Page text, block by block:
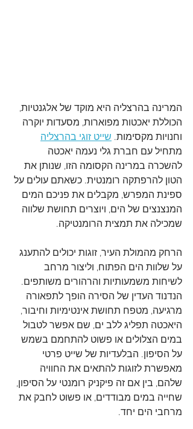
המרינה בהרצליה היא מוקד של אלגנטיות,
הכוללת יאכטות מפוארות, מסעדות יוקרה
וחנויות מקסימות. שייט זוגי בהרצליה
מתחיל עם חברת גלי נעמה יאכטה
להשכרה במרינה הקסומה הזו, שנותן את
הטון להרפתקה רומנטית. כשאתם עולים על
ספינת המפרש, מקבלים את פניכם המים
המנצנצים של הים, ויוצרים תחושת שלווה
שמכילה את תמצית הרומנטיקה.
הרחק מהמולת העיר, זוגות יכולים להתענג
על שלוות הים הפתוח, וליצור מרחב
לשיחות משמעותיות והרהורים משותפים.
הנדנוד העדין של הסירה הופך לתפאורה
מרגיעה, מטפח תחושת אינטימיות וחיבור,
היאכטה תפליג ללב ים, שם אפשר לטבול
במים הצלולים או פשוט להתחמם בשמש
על הסיפון. הבלעדיות של שייט פרטי
מאפשרת לזוגות להתאים את החוויה
שלהם, בין אם זה פיקניק רומנטי על הסיפון,
שחייה במים מבודדים, או פשוט לחבק את
מרחבי הים יחד.